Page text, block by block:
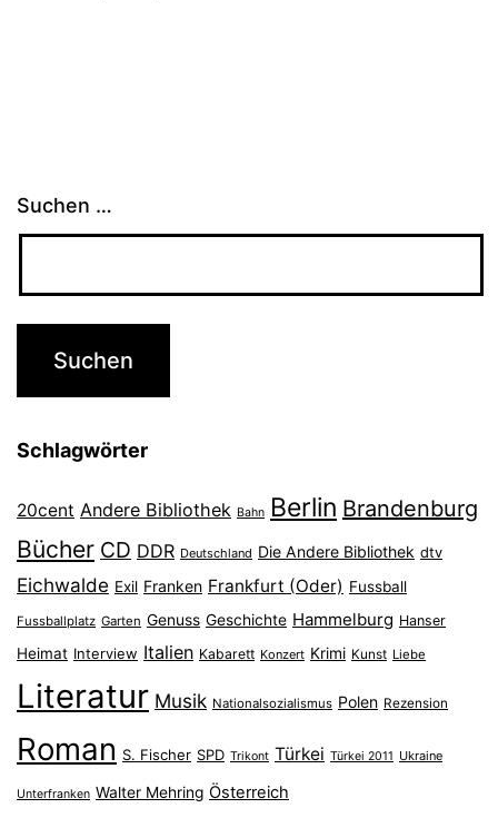
Suchen …
Schlagwörter
20cent Andere Bibliothek Bahn Berlin Brandenburg
Bücher CD DDR Deutschland Die Andere Bibliothek dtv
Eichwalde Exil Franken Frankfurt (Oder) Fussball
Fussballplatz Garten Genuss Geschichte Hammelburg Hanser
Heimat Interview Italien Kabarett Konzert Krimi Kunst Liebe
Literatur Musik Nationalsozialismus Polen Rezension
Roman S. Fischer SPD Trikont Türkei Türkei 2011 Ukraine
Unterfranken Walter Mehring Österreich